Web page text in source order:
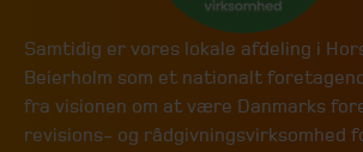
Samtidig er vores lokale afdeling i
Beierholm som et nationalt
fra visionen om at være Danmarks
revisions- og rådgivningsvirksomhed